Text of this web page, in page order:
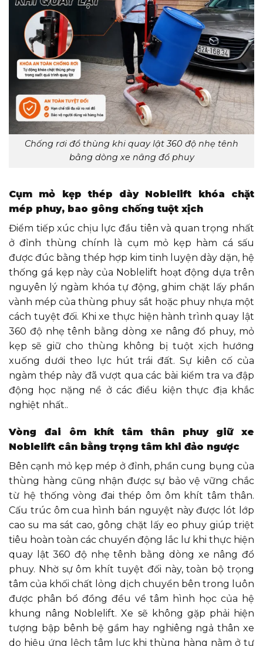
Chống rơi đổ thùng khi quay lật 360 độ nhẹ tênh
bằng dòng xe nâng đổ phuy
Cụm mỏ kẹp thép dày Noblelift khóa chặt
mép phuy, bao gông chống tuột xịch
Điểm tiếp xúc chịu lực đầu tiên và quan trọng nhất
ở đỉnh thùng chính là cụm mỏ kẹp hàm cá sấu
được đúc bằng thép hợp kim tinh luyện dày dặn, hệ
thống gá kẹp này của Noblelift hoạt động dựa trên
nguyên lý ngàm khóa tự động, ghim chặt lấy phần
vành mép của thùng phuy sắt hoặc phuy nhựa một
cách tuyệt đối. Khi xe thực hiện hành trình quay lật
360 độ nhẹ tênh bằng dòng xe nâng đổ phuy, mỏ
kẹp sẽ giữ cho thùng không bị tuột xịch hướng
xuống dưới theo lực hút trái đất. Sự kiên cố của
ngàm thép này đã vượt qua các bài kiểm tra va đập
động học nặng nề ở các điều kiện thực địa khắc
nghiệt nhất..
Vòng đai ôm khít tâm thân phuy giữ xe
Noblelift cân bằng trọng tâm khi đảo ngược
Bên cạnh mỏ kẹp mép ở đỉnh, phần cung bụng của
thùng hàng cũng nhận được sự bảo vệ vững chắc
từ hệ thống vòng đai thép ôm ôm khít tâm thân.
Cấu trúc ôm cua hình bán nguyệt này được lót lớp
cao su ma sát cao, gông chặt lấy eo phuy giúp triệt
tiêu hoàn toàn các chuyển động lắc lư khi thực hiện
quay lật 360 độ nhẹ tênh bằng dòng xe nâng đổ
phuy. Nhờ sự ôm khít tuyệt đối này, toàn bộ trọng
tâm của khối chất lỏng dịch chuyển bên trong luôn
được phân bổ đồng đều về tâm hình học của hệ
khung nâng Noblelift. Xe sẽ không gặp phải hiện
tượng bập bênh bệ gầm hay nghiêng ngả thân xe
do hiệu ứng lệch tâm lực khi thùng hàng nằm ở tư